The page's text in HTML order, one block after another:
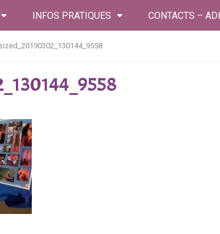
INFOS PRATIQUES CONTACTS –